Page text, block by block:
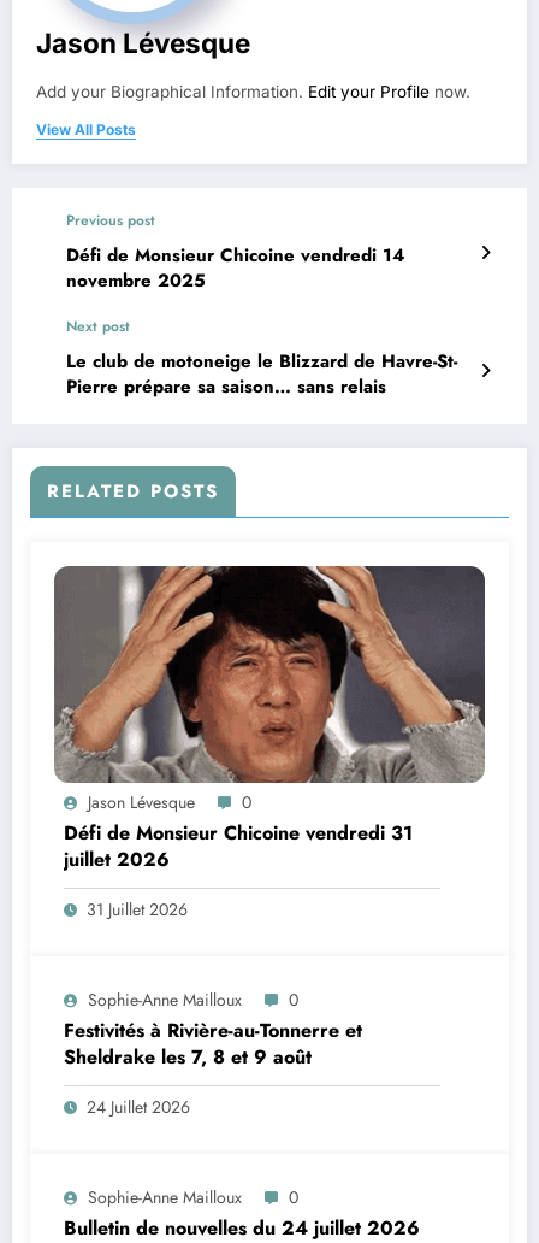
Jason Lévesque
Add your Biographical Information. Edit your Profile now.
View All Posts
Previous post
Défi de Monsieur Chicoine vendredi 14
novembre 2025
Next post
Le club de motoneige le Blizzard de Havre-St-
Pierre prépare sa saison… sans relais
RELATED POSTS
Jason Lévesque 0
Défi de Monsieur Chicoine vendredi 31
juillet 2026
31 Juillet 2026
Sophie-Anne Mailloux 0
Festivités à Rivière-au-Tonnerre et
Sheldrake les 7, 8 et 9 août
24 Juillet 2026
Sophie-Anne Mailloux 0
Bulletin de nouvelles du 24 juillet 2026